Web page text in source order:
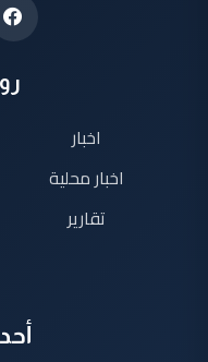
اخبار
اخبار محلية
تقارير